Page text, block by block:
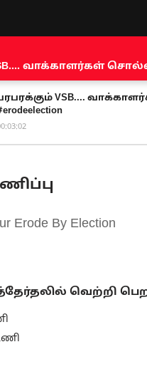
வாக்காளர்கள்
VSB....
Erode By Election
வெற்றி